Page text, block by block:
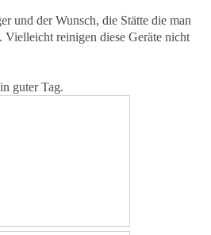
und der Wunsch, die Stätte die man
Vielleicht reinigen diese Geräte nicht
guter Tag.